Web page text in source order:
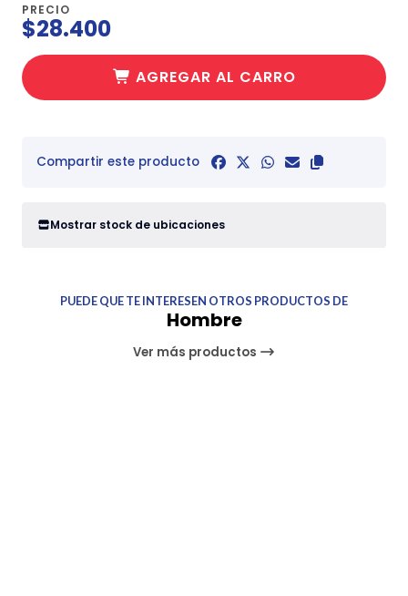
PRECIO
$28.400
AGREGAR AL CARRO
Compartir este producto
Mostrar stock de ubicaciones
PUEDE QUE TE INTERESEN OTROS PRODUCTOS DE
Hombre
Ver más productos